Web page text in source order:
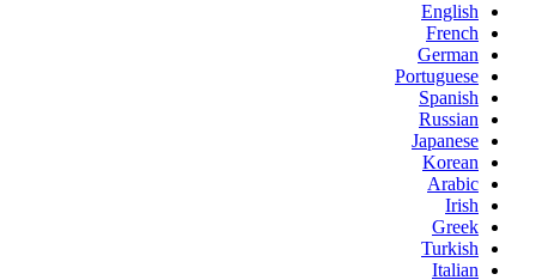
English
French
German
Portuguese
Spanish
Russian
Japanese
Korean
Arabic
Irish
Greek
Turkish
Italian